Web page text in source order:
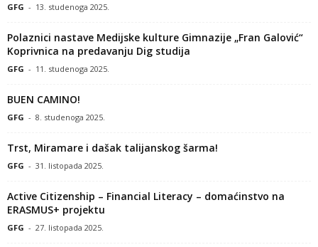
GFG - 13. studenoga 2025.
Polaznici nastave Medijske kulture Gimnazije „Fran Galović“
Koprivnica na predavanju Dig studija
GFG - 11. studenoga 2025.
BUEN CAMINO!
GFG - 8. studenoga 2025.
Trst, Miramare i dašak talijanskog šarma!
GFG - 31. listopada 2025.
Active Citizenship – Financial Literacy – domaćinstvo na
ERASMUS+ projektu
GFG - 27. listopada 2025.